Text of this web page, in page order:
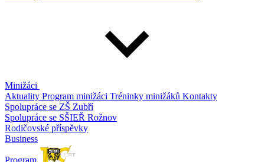
Minižáci
Aktuality Program minižáci Tréninky minižáků Kontakty
Spolupráce se ZŠ Zubří
Spolupráce se SŠIEŘ Rožnov
Rodičovské příspěvky
Business
Program